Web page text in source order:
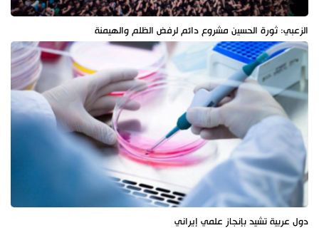
الزعبي: ثورة الحسين مشروع دائم لرفض الظلم والهيمنة
دول عربية تشيد بإنجاز علمي إيراني